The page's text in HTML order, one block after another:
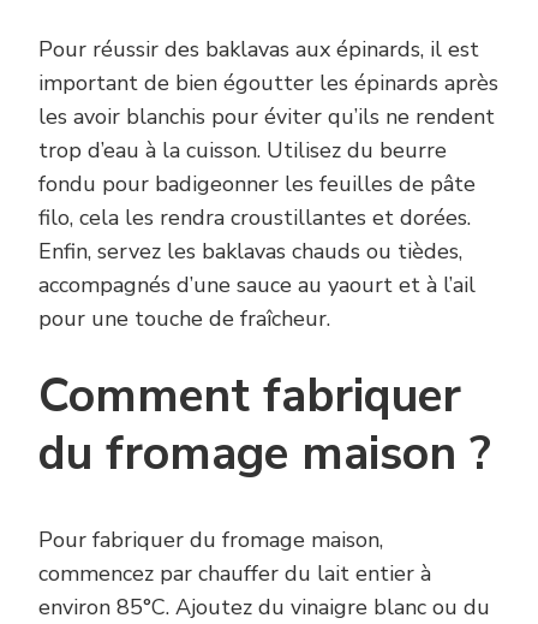
Pour réussir des baklavas aux épinards, il est
important de bien égoutter les épinards après
les avoir blanchis pour éviter qu’ils ne rendent
trop d’eau à la cuisson. Utilisez du beurre
fondu pour badigeonner les feuilles de pâte
filo, cela les rendra croustillantes et dorées.
Enfin, servez les baklavas chauds ou tièdes,
accompagnés d’une sauce au yaourt et à l’ail
pour une touche de fraîcheur.
Comment fabriquer
du fromage maison ?
Pour fabriquer du fromage maison,
commencez par chauffer du lait entier à
environ 85°C. Ajoutez du vinaigre blanc ou du